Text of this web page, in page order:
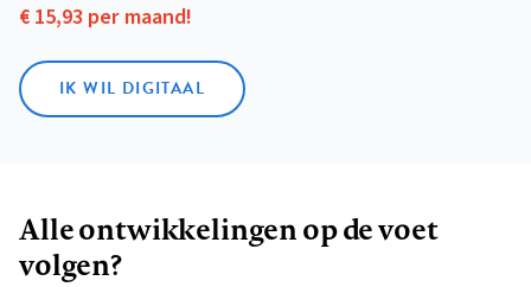
€ 15,93 per maand!
IK WIL DIGITAAL
Alle ontwikkelingen op de voet
volgen?